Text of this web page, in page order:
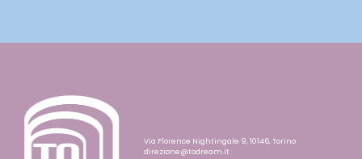
Via Florence Nightingale 9, 10146, Torino
direzione@todream.it